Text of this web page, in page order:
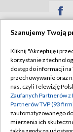
Szanujemy Twoją
Kliknij "Akceptuję i
korzystanie z
dostęp do informacji
przechowywanie oraz
nas, czyli Telewizję
Zaufanych Partnerów z
Partnerów TVP (93
zautomatyzowanego
mierzenia ich